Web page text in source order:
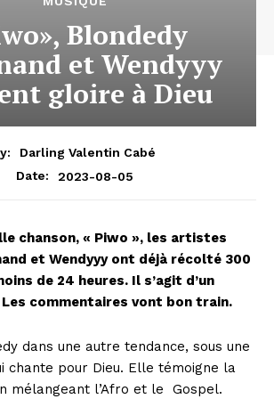
Blondedy
et Wendyyy
gloire à Dieu
Darling Valentin Cabé
Date:
2023-08-05
chanson, « Piwo », les artistes
et Wendyyy ont déjà récolté 300
de 24 heures. Il s’agit d’un
commentaires vont bon train.
dans une autre tendance, sous une
chante pour Dieu. Elle témoigne la
mélangeant l’Afro et le
Gospel.